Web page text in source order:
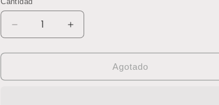
Reducir
cantidad
para
Gea
Aumentar
cantidad
para
Revestimiento
Gea
Agotado